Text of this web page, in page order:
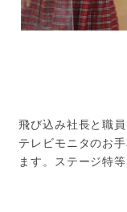
飛び込み社長と職
テレビモニタのお
ます。ステージ特